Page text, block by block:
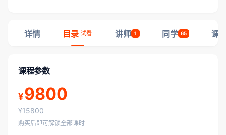
详情 目录 试看 讲师 1 同学 65 课
课程参数
¥9800
¥15800
购买后即可解锁全部课时